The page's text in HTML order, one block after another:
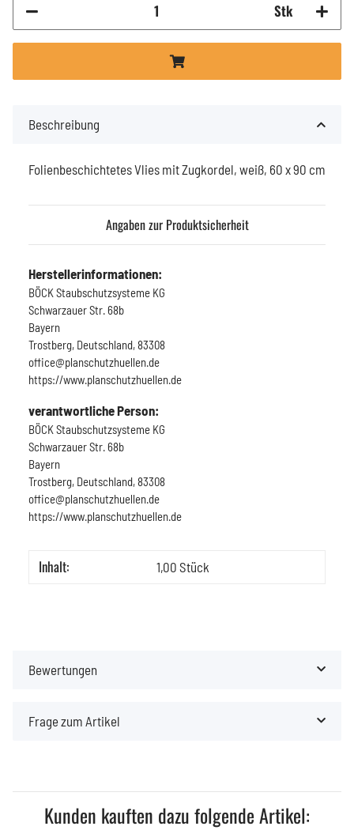
Stk
Beschreibung
Folienbeschichtetes Vlies mit Zugkordel, weiß, 60 x 90 cm
Angaben zur Produktsicherheit
Herstellerinformationen:
BÖCK Staubschutzsysteme KG
Schwarzauer Str. 68b
Bayern
Trostberg, Deutschland, 83308
office@planschutzhuellen.de
https://www.planschutzhuellen.de
verantwortliche Person:
BÖCK Staubschutzsysteme KG
Schwarzauer Str. 68b
Bayern
Trostberg, Deutschland, 83308
office@planschutzhuellen.de
https://www.planschutzhuellen.de
Inhalt: 1,00 Stück
Bewertungen
Frage zum Artikel
Kunden kauften dazu folgende Artikel: